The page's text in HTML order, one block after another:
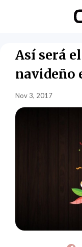
Así será
navideño
Nov 3, 2017